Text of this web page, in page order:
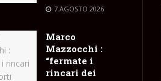
7 AGOSTO 2026
Marco
Mazzocchi :
“fermate i
rincari dei